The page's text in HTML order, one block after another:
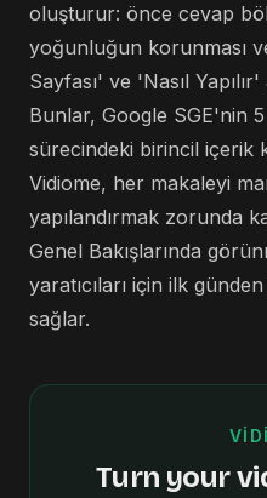
oluşturur: önce cevap
yoğunluğun korunması
Sayfası' ve 'Nasıl
Bunlar, Google SGE'nin
sürecindeki birincil içerik
Vidiome, her makaleyi
yapılandırmak zorunda
Genel Bakışlarında
yaratıcıları için ilk
sağlar.
Turn your